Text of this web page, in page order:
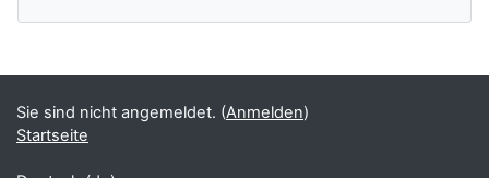
Ergänzungsblöcke
Sie sind nicht angemeldet. (Anmelden)
Startseite